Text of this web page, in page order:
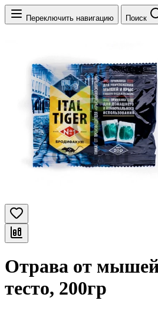
Переключить навигацию Поиск
Отрава от
тесто, 200гр